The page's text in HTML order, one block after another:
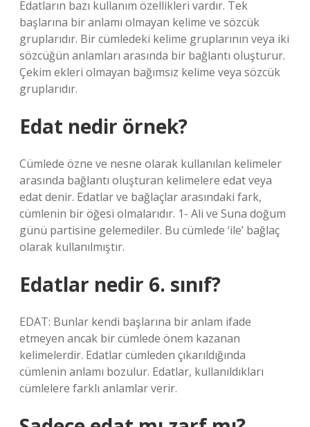
Edatların bazı kullanım özellikleri vardır. Tek
başlarına bir anlamı olmayan kelime ve sözcük
gruplarıdır. Bir cümledeki kelime gruplarının veya iki
sözcüğün anlamları arasında bir bağlantı oluşturur.
Çekim ekleri olmayan bağımsız kelime veya sözcük
gruplarıdır.
Edat nedir örnek?
Cümlede özne ve nesne olarak kullanılan kelimeler
arasında bağlantı oluşturan kelimelere edat veya
edat denir. Edatlar ve bağlaçlar arasındaki fark,
cümlenin bir öğesi olmalarıdır. 1- Ali ve Suna doğum
günü partisine gelemediler. Bu cümlede ‘ile’ bağlaç
olarak kullanılmıştır.
Edatlar nedir 6. sınıf?
EDAT: Bunlar kendi başlarına bir anlam ifade
etmeyen ancak bir cümlede önem kazanan
kelimelerdir. Edatlar cümleden çıkarıldığında
cümlenin anlamı bozulur. Edatlar, kullanıldıkları
cümlelere farklı anlamlar verir.